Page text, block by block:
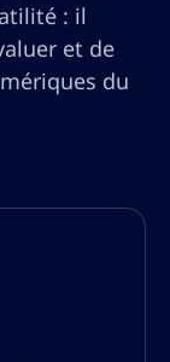
: il
et de
du